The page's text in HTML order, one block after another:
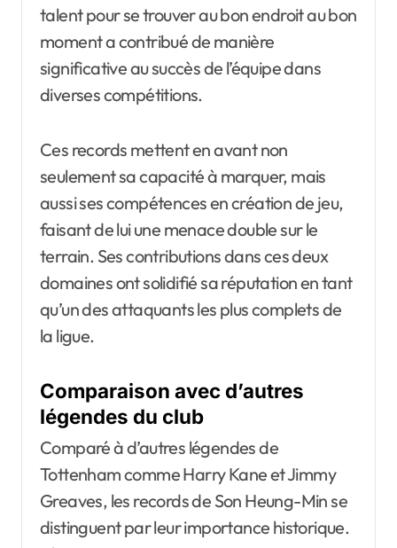
talent pour se trouver au bon endroit au bon
moment a contribué de manière
significative au succès de l’équipe dans
diverses compétitions.
Ces records mettent en avant non
seulement sa capacité à marquer, mais
aussi ses compétences en création de jeu,
faisant de lui une menace double sur le
terrain. Ses contributions dans ces deux
domaines ont solidifié sa réputation en tant
qu’un des attaquants les plus complets de
la ligue.
Comparaison avec d’autres
légendes du club
Comparé à d’autres légendes de
Tottenham comme Harry Kane et Jimmy
Greaves, les records de Son Heung-Min se
distinguent par leur importance historique.